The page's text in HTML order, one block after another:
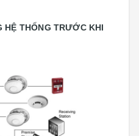
THỐNG TRƯỚC KHI